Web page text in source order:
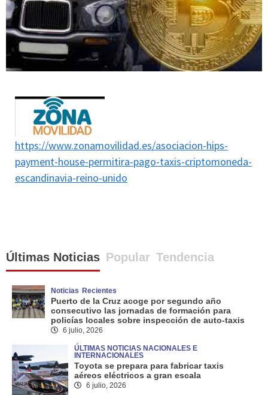
https://www.zonamovilidad.es/asociacion-hips-
payment-house-permitira-pago-taxis-criptomoneda-
escandinavia-reino-unido
Últimas Noticias Popular Tendencia
Noticias Recientes
Puerto de la Cruz acoge por segundo año
consecutivo las jornadas de formación para
policías locales sobre inspección de auto-taxis
6 julio, 2026
ÚLTIMAS NOTICIAS NACIONALES E
INTERNACIONALES
Toyota se prepara para fabricar taxis
aéreos eléctricos a gran escala
6 julio, 2026